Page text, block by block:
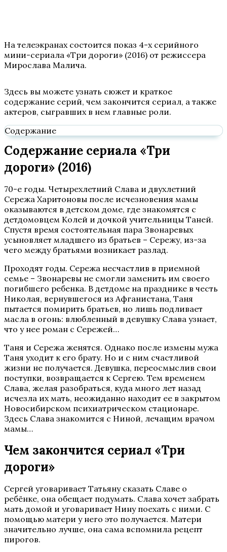
На телеэкранах состоится показ 4-х серийного
мини-сериала «Три дороги» (2016) от режиссера
Мирослава Малича.
Здесь вы можете узнать сюжет и краткое
содержание серий, чем закончится сериал, а также
актеров, сыгравших в нем главные роли.
Содержание
Содержание сериала «Три
дороги» (2016)
70-е годы. Четырехлетний Слава и двухлетний
Сережа Харитоновы после исчезновения мамы
оказываются в детском доме, где знакомятся с
детдомовцем Колей и дочкой учительницы Таней.
Спустя время состоятельная пара Звонаревых
усыновляет младшего из братьев – Сережу, из-за
чего между братьями возникает разлад.
Проходят годы. Сережа несчастлив в приемной
семье – Звонаревы не смогли заменить им своего
погибшего ребенка. В детдоме на празднике в честь
Николая, вернувшегося из Афганистана, Таня
пытается помирить братьев, но лишь подливает
масла в огонь: влюбленный в девушку Слава узнает,
что у нее роман с Сережей…
Таня и Сережа женятся. Однако после измены мужа
Таня уходит к его брату. Но и с ним счастливой
жизни не получается. Девушка, переосмыслив свои
поступки, возвращается к Сергею. Тем временем
Слава, желая разобраться, куда много лет назад
исчезла их мать, неожиданно находит ее в закрытом
Новосибирском психиатрическом стационаре.
Здесь Слава знакомится с Ниной, лечащим врачом
мамы…
Чем закончится сериал «Три
дороги»
Сергей уговаривает Татьяну сказать Славе о
ребёнке, она обещает подумать. Слава хочет забрать
мать домой и уговаривает Нину поехать с ними. С
помощью матери у него это получается. Матери
значительно лучше, она сама вспомнила рецепт
пирогов.